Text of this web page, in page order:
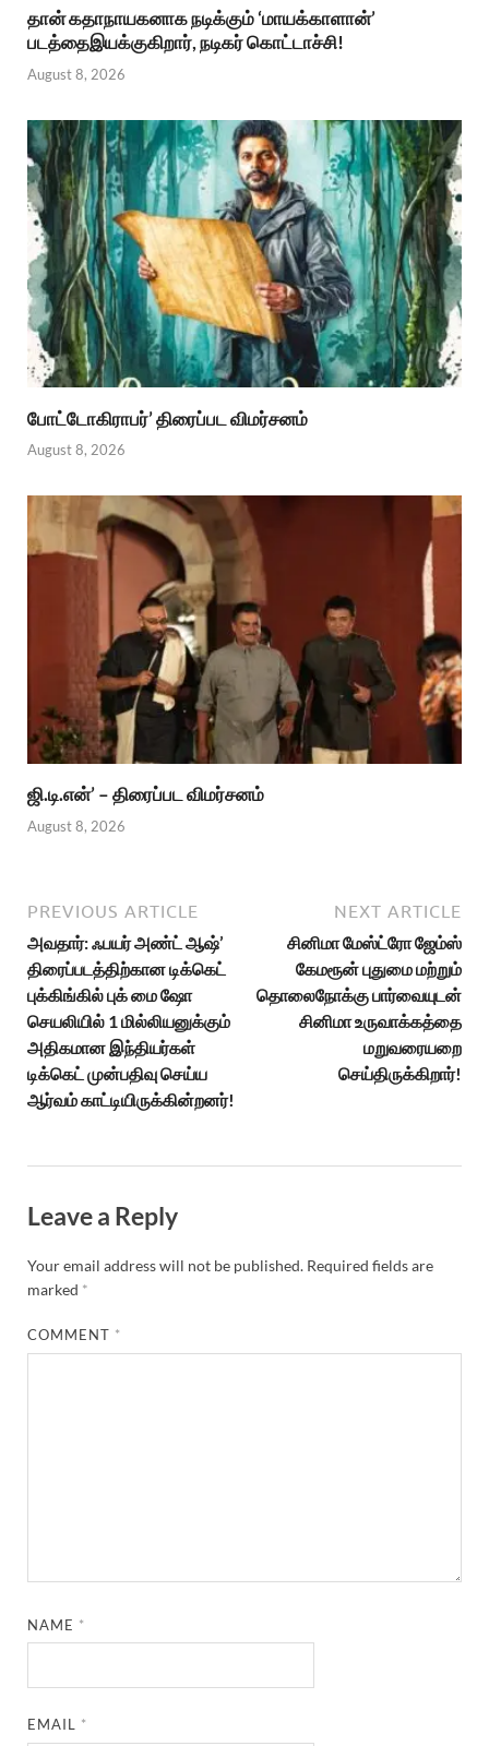
தான் கதாநாயகனாக நடிக்கும் ‘மாயக்காளான்’
படத்தைஇயக்குகிறார், நடிகர் கொட்டாச்சி!
August 8, 2026
போட்டோகிராபர்’ திரைப்பட விமர்சனம்
August 8, 2026
ஜி.டி.என்’ – திரைப்பட விமர்சனம்
August 8, 2026
PREVIOUS ARTICLE
அவதார்: ஃபயர் அண்ட் ஆஷ்’
திரைப்படத்திற்கான டிக்கெட்
புக்கிங்கில் புக் மை ஷோ
செயலியில் 1 மில்லியனுக்கும்
அதிகமான இந்தியர்கள்
டிக்கெட் முன்பதிவு செய்ய
ஆர்வம் காட்டியிருக்கின்றனர்!
NEXT ARTICLE
சினிமா மேஸ்ட்ரோ ஜேம்ஸ்
கேமரூன் புதுமை மற்றும்
தொலைநோக்கு பார்வையுடன்
சினிமா உருவாக்கத்தை
மறுவரையறை
செய்திருக்கிறார்!
Leave a Reply
Your email address will not be published. Required fields are
marked *
COMMENT *
NAME *
EMAIL *